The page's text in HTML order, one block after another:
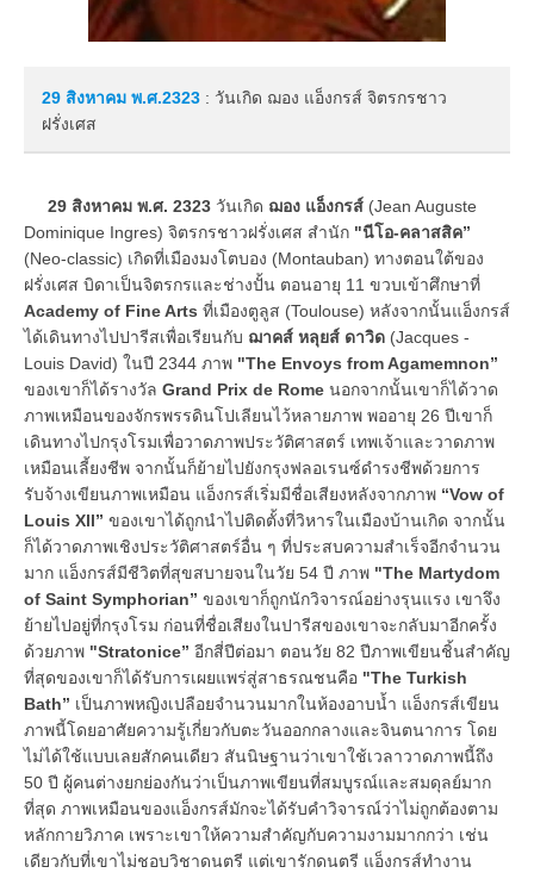
29 สิงหาคม พ.ศ.2323 : วันเกิด ฌอง แอ็งกรส์ จิตรกรชาว
ฝรั่งเศส
29 สิงหาคม พ.ศ. 2323 วันเกิด ฌอง แอ็งกรส์ (Jean Auguste
Dominique Ingres) จิตรกรชาวฝรั่งเศส สำนัก "นีโอ-คลาสสิค”
(Neo-classic) เกิดที่เมืองมงโตบอง (Montauban) ทางตอนใต้ของ
ฝรั่งเศส บิดาเป็นจิตรกรและช่างปั้น ตอนอายุ 11 ขวบเข้าศึกษาที่
Academy of Fine Arts ที่เมืองตูลูส (Toulouse) หลังจากนั้นแอ็งกรส์
ได้เดินทางไปปารีสเพื่อเรียนกับ ฌาคส์ หลุยส์ ดาวิด (Jacques -
Louis David) ในปี 2344 ภาพ "The Envoys from Agamemnon”
ของเขาก็ได้รางวัล Grand Prix de Rome นอกจากนั้นเขาก็ได้วาด
ภาพเหมือนของจักรพรรดินโปเลียนไว้หลายภาพ พออายุ 26 ปีเขาก็
เดินทางไปกรุงโรมเพื่อวาดภาพประวัติศาสตร์ เทพเจ้าและวาดภาพ
เหมือนเลี้ยงชีพ จากนั้นก็ย้ายไปยังกรุงฟลอเรนซ์ดำรงชีพด้วยการ
รับจ้างเขียนภาพเหมือน แอ็งกรส์เริ่มมีชื่อเสียงหลังจากภาพ “Vow of
Louis Xll” ของเขาได้ถูกนำไปติดตั้งที่วิหารในเมืองบ้านเกิด จากนั้น
ก็ได้วาดภาพเชิงประวัติศาสตร์อื่น ๆ ที่ประสบความสำเร็จอีกจำนวน
มาก แอ็งกรส์มีชีวิตที่สุขสบายจนในวัย 54 ปี ภาพ "The Martydom
of Saint Symphorian” ของเขาก็ถูกนักวิจารณ์อย่างรุนแรง เขาจึง
ย้ายไปอยู่ที่กรุงโรม ก่อนที่ชื่อเสียงในปารีสของเขาจะกลับมาอีกครั้ง
ด้วยภาพ "Stratonice” อีกสี่ปีต่อมา ตอนวัย 82 ปีภาพเขียนชิ้นสำคัญ
ที่สุดของเขาก็ได้รับการเผยแพร่สู่สาธรณชนคือ "The Turkish
Bath” เป็นภาพหญิงเปลือยจำนวนมากในห้องอาบน้ำ แอ็งกรส์เขียน
ภาพนี้โดยอาศัยความรู้เกี่ยวกับตะวันออกกลางและจินตนาการ โดย
ไม่ได้ใช้แบบเลยสักคนเดียว สันนิษฐานว่าเขาใช้เวลาวาดภาพนี้ถึง
50 ปี ผู้คนต่างยกย่องกันว่าเป็นภาพเขียนที่สมบูรณ์และสมดุลย์มาก
ที่สุด ภาพเหมือนของแอ็งกรส์มักจะได้รับคำวิจารณ์ว่าไม่ถูกต้องตาม
หลักกายวิภาค เพราะเขาให้ความสำคัญกับความงามมากกว่า เช่น
เดียวกับที่เขาไม่ชอบวิชาดนตรี แต่เขารักดนตรี แอ็งกรส์ทำงาน